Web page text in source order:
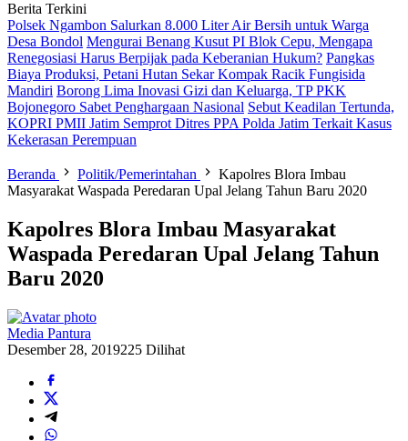
Berita Terkini
Polsek Ngambon Salurkan 8.000 Liter Air Bersih untuk Warga
Desa Bondol Mengurai Benang Kusut PI Blok Cepu, Mengapa
Renegosiasi Harus Berpijak pada Keberanian Hukum? Pangkas
Biaya Produksi, Petani Hutan Sekar Kompak Racik Fungisida
Mandiri Borong Lima Inovasi Gizi dan Keluarga, TP PKK
Bojonegoro Sabet Penghargaan Nasional Sebut Keadilan Tertunda,
KOPRI PMII Jatim Semprot Ditres PPA Polda Jatim Terkait Kasus
Kekerasan Perempuan
Beranda Politik/Pemerintahan
Kapolres Blora Imbau
Masyarakat Waspada Peredaran Upal Jelang Tahun Baru 2020
Kapolres Blora Imbau Masyarakat
Waspada Peredaran Upal Jelang Tahun
Baru 2020
Media Pantura
Desember 28, 2019225 Dilihat